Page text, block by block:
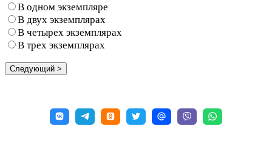
В одном экземпляре
В двух экземплярах
В четырех экземплярах
В трех экземплярах